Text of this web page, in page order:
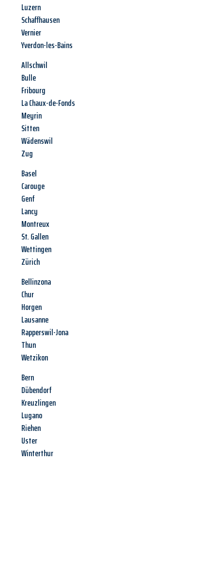
Luzern
Schaffhausen
Vernier
Yverdon-les-Bains
Allschwil
Bulle
Fribourg
La Chaux-de-Fonds
Meyrin
Sitten
Wädenswil
Zug
Basel
Carouge
Genf
Lancy
Montreux
St. Gallen
Wettingen
Zürich
Bellinzona
Chur
Horgen
Lausanne
Rapperswil-Jona
Thun
Wetzikon
Bern
Dübendorf
Kreuzlingen
Lugano
Riehen
Uster
Winterthur